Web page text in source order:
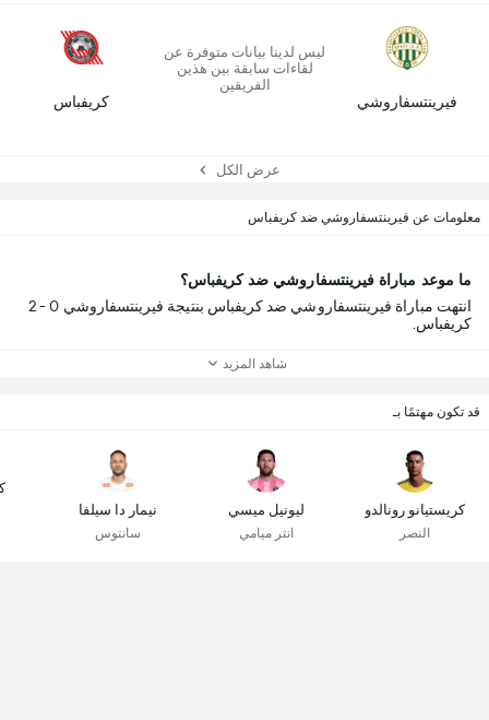
فيرينتسفاروشي
ليس لدينا بيانات متوفرة عن
لقاءات سابقة بين هذين
الفريقين
كريفباس
عرض الكل
معلومات عن فيرينتسفاروشي ضد كريفباس
ما موعد مباراة فيرينتسفاروشي ضد كريفباس؟
انتهت مباراة فيرينتسفاروشي ضد كريفباس بنتيجة فيرينتسفاروشي 0 - 2
كريفباس.
شاهد المزيد
قد تكون مهتمًا بـ
كريستيانو رونالدو
النصر
ليونيل ميسي
انتر ميامي
نيمار دا سيلفا
سانتوس